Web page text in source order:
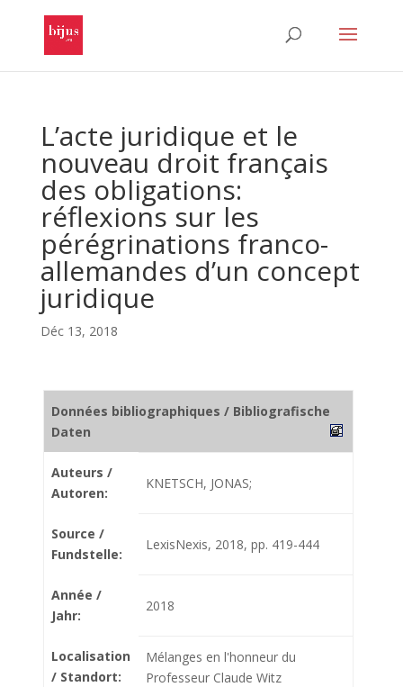
L’acte juridique et le
nouveau droit français
des obligations:
réflexions sur les
pérégrinations franco-
allemandes d’un concept
juridique
Déc 13, 2018
Données bibliographiques / Bibliografische
Daten
Auteurs /
Autoren:
KNETSCH, JONAS;
Source /
Fundstelle:
LexisNexis, 2018, pp. 419-444
Année /
Jahr:
2018
Localisation
/ Standort:
Mélanges en l'honneur du
Professeur Claude Witz